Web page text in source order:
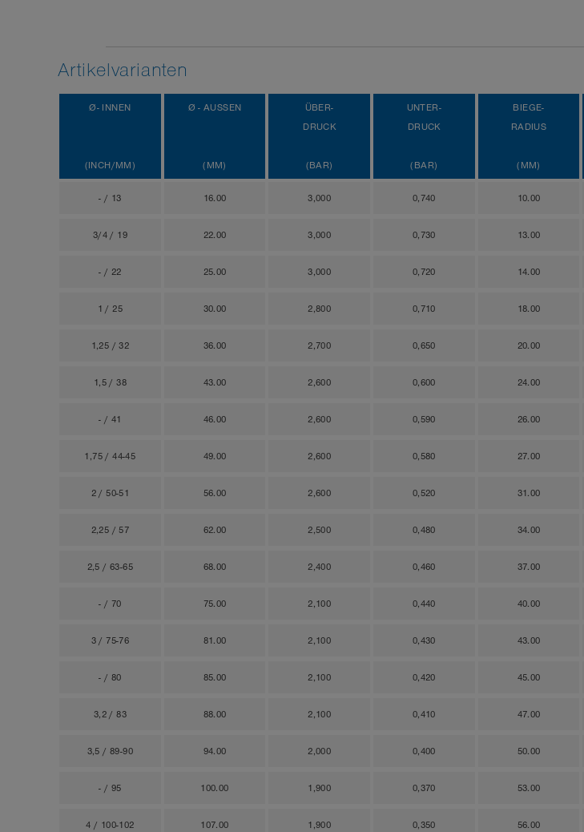
Artikelvarianten
Ø- INNEN
(INCH/MM)
Ø - AUSSEN
(MM)
ÜBER-
DRUCK
(BAR)
UNTER-
DRUCK
(BAR)
BIEGE-
RADIUS
(MM)
- / 13 16.00 3,000 0,740 10.00
3/4 / 19 22.00 3,000 0,730 13.00
- / 22 25.00 3,000 0,720 14.00
1 / 25 30.00 2,800 0,710 18.00
1,25 / 32 36.00 2,700 0,650 20.00
1,5 / 38 43.00 2,600 0,600 24.00
- / 41 46.00 2,600 0,590 26.00
1,75 / 44-45 49.00 2,600 0,580 27.00
2 / 50-51 56.00 2,600 0,520 31.00
2,25 / 57 62.00 2,500 0,480 34.00
2,5 / 63-65 68.00 2,400 0,460 37.00
- / 70 75.00 2,100 0,440 40.00
3 / 75-76 81.00 2,100 0,430 43.00
- / 80 85.00 2,100 0,420 45.00
3,2 / 83 88.00 2,100 0,410 47.00
3,5 / 89-90 94.00 2,000 0,400 50.00
- / 95 100.00 1,900 0,370 53.00
4 / 100-102 107.00 1,900 0,350 56.00